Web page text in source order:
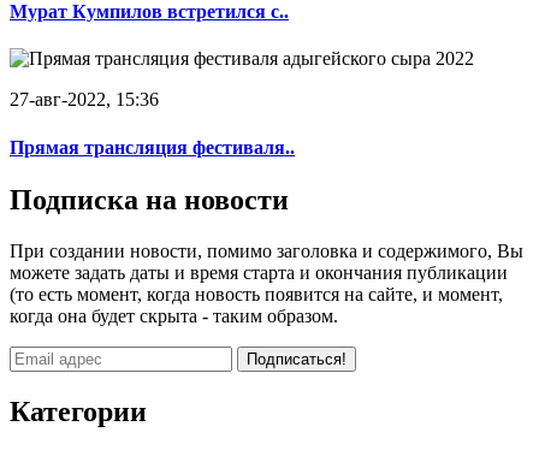
Мурат Кумпилов встретился с..
27-авг-2022, 15:36
Прямая трансляция фестиваля..
Подписка на новости
При создании новости, помимо заголовка и содержимого, Вы
можете задать даты и время старта и окончания публикации
(то есть момент, когда новость появится на сайте, и момент,
когда она будет скрыта - таким образом.
Подписаться!
Категории